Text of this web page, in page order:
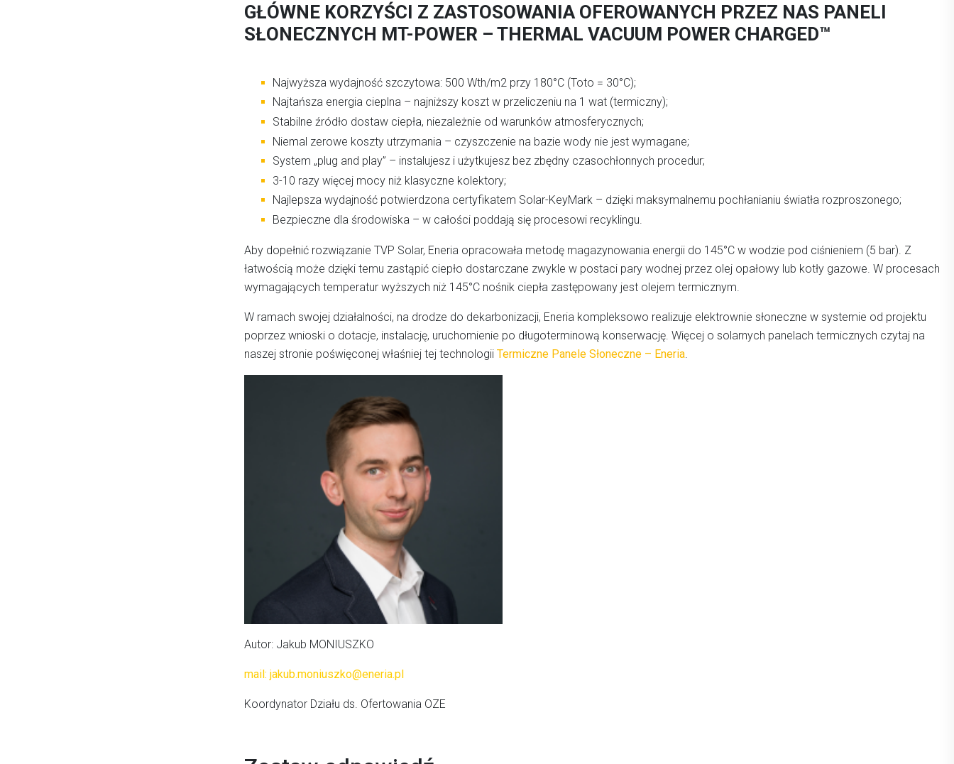
GŁÓWNE KORZYŚCI Z ZASTOSOWANIA OFEROWANYCH PRZEZ NAS PANELI
SŁONECZNYCH MT-POWER – THERMAL VACUUM POWER CHARGED™
Najwyższa wydajność szczytowa: 500 Wth/m2 przy 180°C (Toto = 30°C);
Najtańsza energia cieplna – najniższy koszt w przeliczeniu na 1 wat (termiczny);
Stabilne źródło dostaw ciepła, niezależnie od warunków atmosferycznych;
Niemal zerowe koszty utrzymania – czyszczenie na bazie wody nie jest wymagane;
System „plug and play” – instalujesz i użytkujesz bez zbędny czasochłonnych procedur;
3-10 razy więcej mocy niż klasyczne kolektory;
Najlepsza wydajność potwierdzona certyfikatem Solar-KeyMark – dzięki maksymalnemu pochłanianiu światła rozproszonego;
Bezpieczne dla środowiska – w całości poddają się procesowi recyklingu.
Aby dopełnić rozwiązanie TVP Solar, Eneria opracowała metodę magazynowania energii do 145°C w wodzie pod ciśnieniem (5 bar). Z
łatwością może dzięki temu zastąpić ciepło dostarczane zwykle w postaci pary wodnej przez olej opałowy lub kotły gazowe. W procesach
wymagających temperatur wyższych niż 145°C nośnik ciepła zastępowany jest olejem termicznym.
W ramach swojej działalności, na drodze do dekarbonizacji, Eneria kompleksowo realizuje elektrownie słoneczne w systemie od projektu
poprzez wnioski o dotacje, instalację, uruchomienie po długoterminową konserwację. Więcej o solarnych panelach termicznych czytaj na
naszej stronie poświęconej właśniej tej technologii Termiczne Panele Słoneczne – Eneria.
Autor: Jakub MONIUSZKO
mail: jakub.moniuszko@eneria.pl
Koordynator Działu ds. Ofertowania OZE